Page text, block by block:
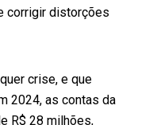
corrigir distorções
crise, e que
2024, as contas da
R$ 28 milhões,